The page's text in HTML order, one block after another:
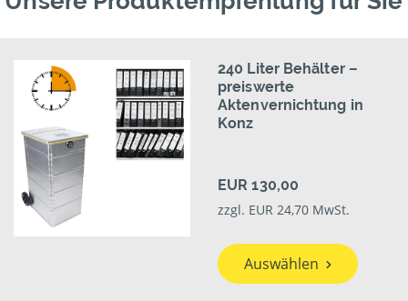
240 Liter Behälter –
preiswerte
Aktenvernichtung in
Konz
EUR 130,00
zzgl. EUR 24,70 MwSt.
Auswählen